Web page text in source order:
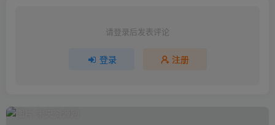
请登录后发表评论
登录 注册